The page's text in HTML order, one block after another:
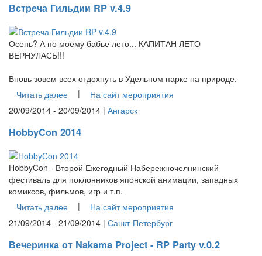
Встреча Гильдии RP v.4.9
Осень? А по моему бабье лето... КАПИТАН ЛЕТО
ВЕРНУЛАСЬ!!!
Вновь зовем всех отдохнуть в Удельном парке на природе.
Читать далее
|
На сайт мероприятия
20/09/2014 - 20/09/2014 | Ангарск
HobbyCon 2014
HobbyCon - Второй Ежегодный Набережночелнинский
фестиваль для поклонников японской анимации, западных
комиксов, фильмов, игр и т.п.
Читать далее
|
На сайт мероприятия
21/09/2014 - 21/09/2014 | Санкт-Петербург
Вечеринка от Nakama Project - RP Party v.0.2